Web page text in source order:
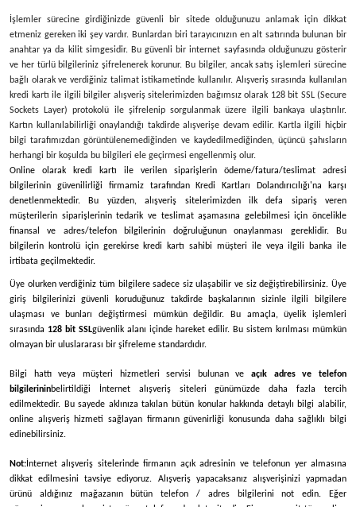
İşlemler sürecine girdiğinizde güvenli bir sitede olduğunuzu anlamak için dikkat
etmeniz gereken iki şey vardır. Bunlardan biri tarayıcınızın en alt satırında bulunan bir
anahtar ya da kilit simgesidir. Bu güvenli bir internet sayfasında olduğunuzu gösterir
ve her türlü bilgileriniz şifrelenerek korunur. Bu bilgiler, ancak satış işlemleri sürecine
bağlı olarak ve verdiğiniz talimat istikametinde kullanılır. Alışveriş sırasında kullanılan
kredi kartı ile ilgili bilgiler alışveriş sitelerimizden bağımsız olarak 128 bit SSL (Secure
Sockets Layer) protokolü ile şifrelenip sorgulanmak üzere ilgili bankaya ulaştırılır.
Kartın kullanılabilirliği onaylandığı takdirde alışverişe devam edilir. Kartla ilgili hiçbir
bilgi tarafımızdan görüntülenemediğinden ve kaydedilmediğinden, üçüncü şahısların
herhangi bir koşulda bu bilgileri ele geçirmesi engellenmiş olur.
Online olarak kredi kartı ile verilen siparişlerin ödeme/fatura/teslimat adresi
bilgilerinin güvenilirliği firmamiz tarafından Kredi Kartları Dolandırıcılığı'na karşı
denetlenmektedir. Bu yüzden, alışveriş sitelerimizden ilk defa sipariş veren
müşterilerin siparişlerinin tedarik ve teslimat aşamasına gelebilmesi için öncelikle
finansal ve adres/telefon bilgilerinin doğruluğunun onaylanması gereklidir. Bu
bilgilerin kontrolü için gerekirse kredi kartı sahibi müşteri ile veya ilgili banka ile
irtibata geçilmektedir.
Üye olurken verdiğiniz tüm bilgilere sadece siz ulaşabilir ve siz değiştirebilirsiniz. Üye
giriş bilgilerinizi güvenli koruduğunuz takdirde başkalarının sizinle ilgili bilgilere
ulaşması ve bunları değiştirmesi mümkün değildir. Bu amaçla, üyelik işlemleri
sırasında 128 bit SSLgüvenlik alanı içinde hareket edilir. Bu sistem kırılması mümkün
olmayan bir uluslararası bir şifreleme standardıdır.
Bilgi hattı veya müşteri hizmetleri servisi bulunan veaçık adres ve telefon
bilgilerininbelirtildiği İnternet alışveriş siteleri günümüzde daha fazla tercih
edilmektedir. Bu sayede aklınıza takılan bütün konular hakkında detaylı bilgi alabilir,
online alışveriş hizmeti sağlayan firmanın güvenirliği konusunda daha sağlıklı bilgi
edinebilirsiniz.
Not: İnternet alışveriş sitelerinde firmanın açık adresinin ve telefonun yer almasına
dikkat edilmesini tavsiye ediyoruz. Alışveriş yapacaksanız alışverişinizi yapmadan
ürünü aldığınız mağazanın bütün telefon / adres bilgilerini not edin. Eğer